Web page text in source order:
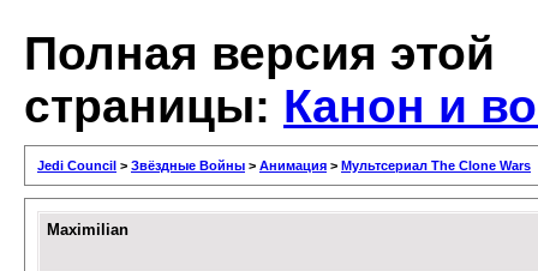
Полная версия этой
страницы: Канон и
Jedi Council > Звёздные Войны > Анимация > Мультсериал The Clone Wars
Maximilian